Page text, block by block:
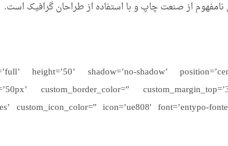
از صنعت چاپ و با استفاده از طراحان گرافیک است.
height=’50’ shadow=’no-shadow’
custom_border_color=”
custom_icon_color=” icon=’ue808′ font=’entypo-